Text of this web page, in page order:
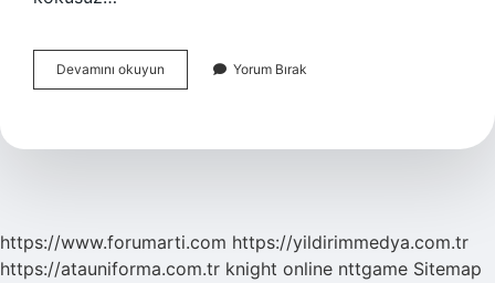
Devamını okuyun Bebeklerin
Elleri
Edilir
Yorum Bırak
https://www.forumarti.com https://yildirimmedya.com.tr
https://atauniforma.com.tr knight online nttgame Sitemap